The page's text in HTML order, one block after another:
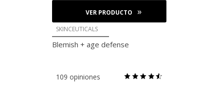
VER PRODUCTO
SKINCEUTICALS
Blemish + age defense
109 opiniones